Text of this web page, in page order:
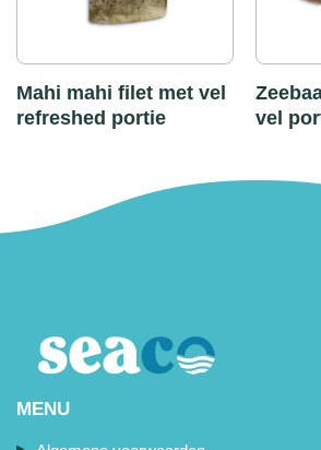
Mahi mahi filet met vel
refreshed portie
vel
MENU